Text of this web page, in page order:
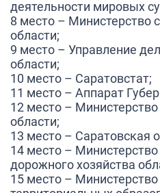
деятельности мировых
8 место – Министерство
области;
9 место – Управление
области;
10 место – Саратовстат;
11 место – Аппарат
12 место –
области;
13 место – Саратовская
14 место – Министерство
дорожного хозяйства
15 место –